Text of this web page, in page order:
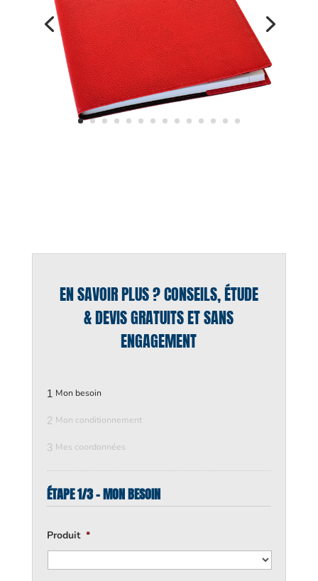
EN SAVOIR PLUS ? CONSEILS, ÉTUDE
& DEVIS GRATUITS ET SANS
ENGAGEMENT
1 Mon besoin
2 Mon conditionnement
3 Mes coordonnées
ÉTAPE 1/3 - MON BESOIN
Produit *